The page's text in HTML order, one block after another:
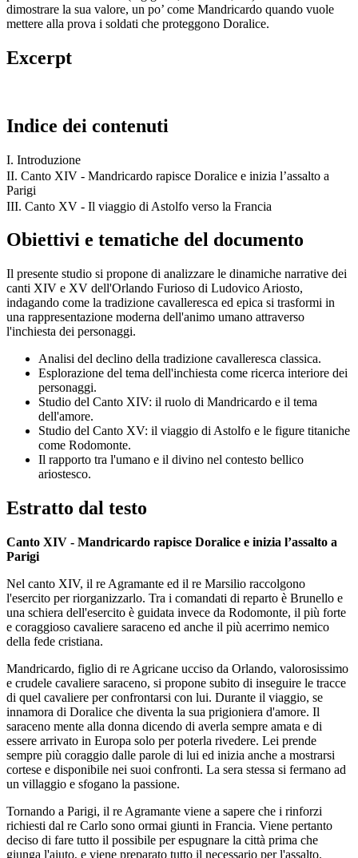
dimostrare la sua valore, un po’ come Mandricardo quando vuole
mettere alla prova i soldati che proteggono Doralice.
Excerpt
Indice dei contenuti
I. Introduzione
II. Canto XIV - Mandricardo rapisce Doralice e inizia l’assalto a
Parigi
III. Canto XV - Il viaggio di Astolfo verso la Francia
Obiettivi e tematiche del documento
Il presente studio si propone di analizzare le dinamiche narrative dei
canti XIV e XV dell'Orlando Furioso di Ludovico Ariosto,
indagando come la tradizione cavalleresca ed epica si trasformi in
una rappresentazione moderna dell'animo umano attraverso
l'inchiesta dei personaggi.
Analisi del declino della tradizione cavalleresca classica.
Esplorazione del tema dell'inchiesta come ricerca interiore dei
personaggi.
Studio del Canto XIV: il ruolo di Mandricardo e il tema
dell'amore.
Studio del Canto XV: il viaggio di Astolfo e le figure titaniche
come Rodomonte.
Il rapporto tra l'umano e il divino nel contesto bellico
ariostesco.
Estratto dal testo
Canto XIV - Mandricardo rapisce Doralice e inizia l’assalto a
Parigi
Nel canto XIV, il re Agramante ed il re Marsilio raccolgono
l'esercito per riorganizzarlo. Tra i comandati di reparto è Brunello e
una schiera dell'esercito è guidata invece da Rodomonte, il più forte
e coraggioso cavaliere saraceno ed anche il più acerrimo nemico
della fede cristiana.
Mandricardo, figlio di re Agricane ucciso da Orlando, valorosissimo
e crudele cavaliere saraceno, si propone subito di inseguire le tracce
di quel cavaliere per confrontarsi con lui. Durante il viaggio, se
innamora di Doralice che diventa la sua prigioniera d'amore. Il
saraceno mente alla donna dicendo di averla sempre amata e di
essere arrivato in Europa solo per poterla rivedere. Lei prende
sempre più coraggio dalle parole di lui ed inizia anche a mostrarsi
cortese e disponibile nei suoi confronti. La sera stessa si fermano ad
un villaggio e sfogano la passione.
Tornando a Parigi, il re Agramante viene a sapere che i rinforzi
richiesti dal re Carlo sono ormai giunti in Francia. Viene pertanto
deciso di fare tutto il possibile per espugnare la città prima che
giunga l'aiuto, e viene preparato tutto il necessario per l'assalto.